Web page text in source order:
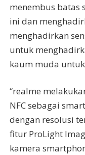
menembus batas
ini dan
menghadirkan
untuk
kaum muda
“realme
NFC sebagai
dengan resolusi
fitur ProLight
kamera